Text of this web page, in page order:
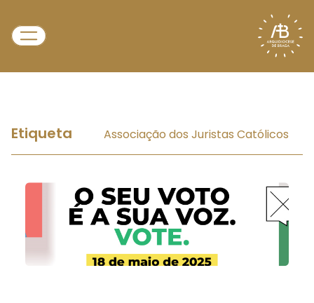
Etiqueta Associação dos Juristas Católicos